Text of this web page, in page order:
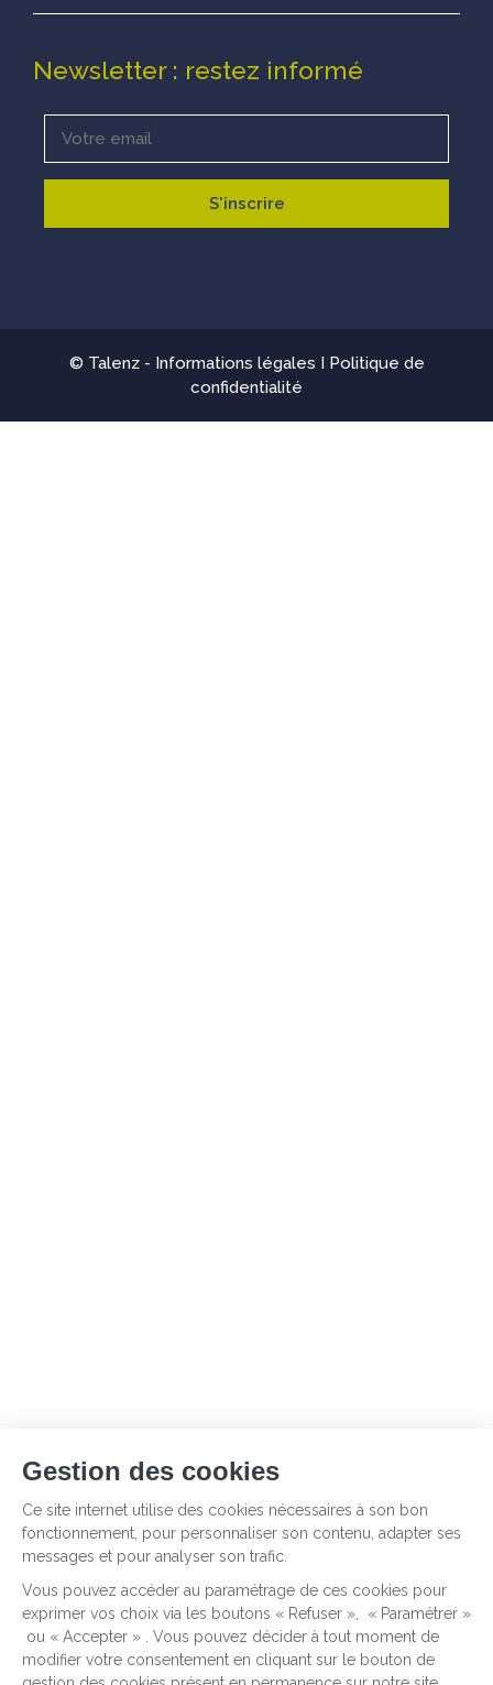
Newsletter : restez informé
© Talenz - Informations légales I Politique de
confidentialité